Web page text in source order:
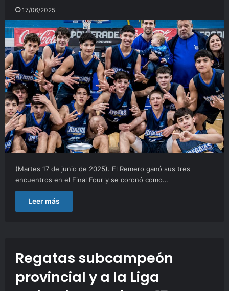
17/06/2025
(Martes 17 de junio de 2025). El Remero ganó sus tres
encuentros en el Final Four y se coronó como…
Leer más
Regatas subcampeón
provincial y a la Liga